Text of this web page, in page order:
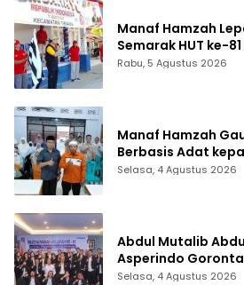
Manaf Hamzah
Semarak HUT ke-
Rabu, 5 Agustus 2026
Manaf Hamzah
Berbasis Adat
Selasa, 4 Agustus 2026
Abdul Mutalib
Asperindo
Selasa, 4 Agustus 2026